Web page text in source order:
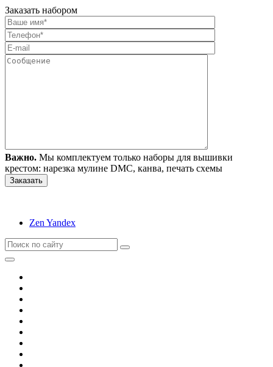
Заказать набором
Важно. Мы комплектуем только наборы для вышивки
крестом: нарезка мулине DMC, канва, печать схемы
Zen Yandex